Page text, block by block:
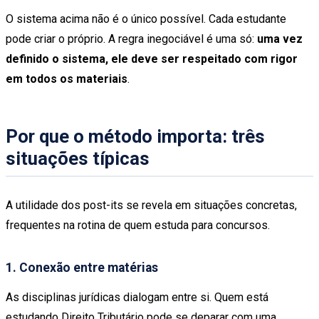
O sistema acima não é o único possível. Cada estudante
pode criar o próprio. A regra inegociável é uma só: uma vez
definido o sistema, ele deve ser respeitado com rigor
em todos os materiais.
Por que o método importa: três
situações típicas
A utilidade dos post-its se revela em situações concretas,
frequentes na rotina de quem estuda para concursos.
1. Conexão entre matérias
As disciplinas jurídicas dialogam entre si. Quem está